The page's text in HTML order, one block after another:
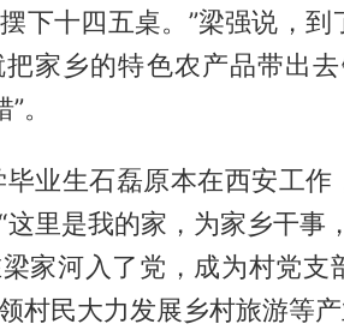
下十四五桌。”梁强说，
家乡的特色农产品带出
。
业生石磊原本在西安工
这里是我的家，为家乡干事
家河入了党，成为村党支
村民大力发展乡村旅游等产